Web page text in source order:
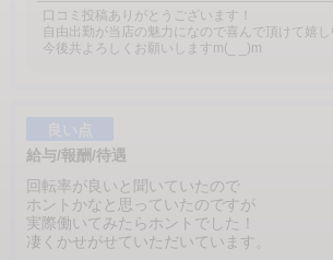
口コミ投稿ありがとうございます！
自由出勤が当店の魅力になので喜んで頂けて嬉し
今後共よろしくお願いしますm(_ _)m
給与/報酬/待遇
回転率が良いと聞いていたので
ホントかなと思っていたのですが
実際働いてみたらホントでした！
凄くかせがせていただいています。